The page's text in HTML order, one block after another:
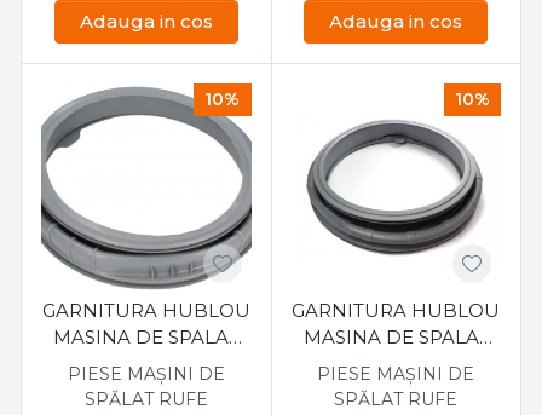
Adauga in cos Adauga in cos
10%
GARNITURA HUBLOU
MASINA DE SPALAT
SAMSUNG
DC6402402A
PIESE MAȘINI DE
SPĂLAT RUFE
10%
GARNITURA HUBLOU
MASINA DE SPALAT
SAMSUNG
WF1802LSW2YLE
PIESE MAȘINI DE
SPĂLAT RUFE